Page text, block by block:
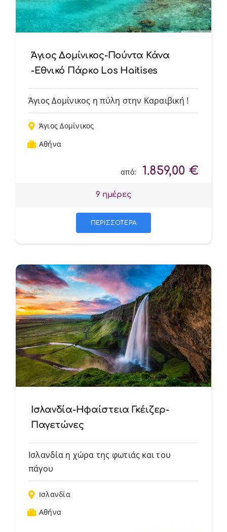
Άγιος Δομίνικος-Πούντα Κάνα
-Εθνικό Πάρκο Los Haitises
Άγιος Δομίνικος η πύλη στην Καραιβική !
Άγιος Δομίνικος
Αθήνα
από: 1.859,00 €
9 ημέρες
ΠΕΡΙΣΣΟΤΕΡΑ
Ισλανδία-Ηφαίστεια Γκέιζερ-
Παγετώνες
Ισλανδία η χώρα της φωτιάς και του
πάγου
Ισλανδία
Αθήνα